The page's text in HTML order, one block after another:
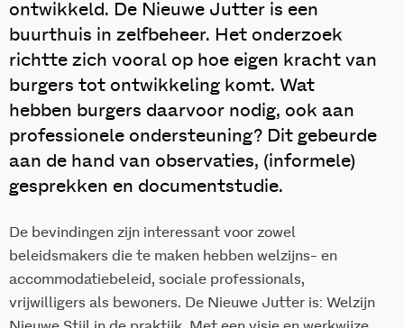
ontwikkeld. De Nieuwe Jutter is een
buurthuis in zelfbeheer. Het onderzoek
richtte zich vooral op hoe eigen kracht van
burgers tot ontwikkeling komt. Wat
hebben burgers daarvoor nodig, ook aan
professionele ondersteuning? Dit gebeurde
aan de hand van observaties, (informele)
gesprekken en documentstudie.
De bevindingen zijn interessant voor zowel
beleidsmakers die te maken hebben welzijns- en
accommodatiebeleid, sociale professionals,
vrijwilligers als bewoners. De Nieuwe Jutter is: Welzijn